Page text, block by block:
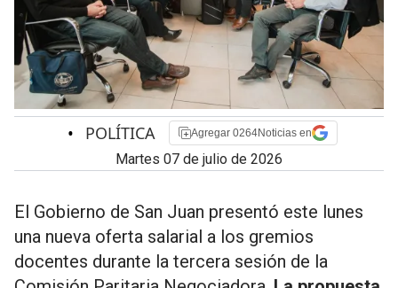
• POLÍTICA Agregar 0264Noticias en
martes 07 de julio de 2026
El Gobierno de San Juan presentó este lunes
una nueva oferta salarial a los gremios
docentes durante la tercera sesión de la